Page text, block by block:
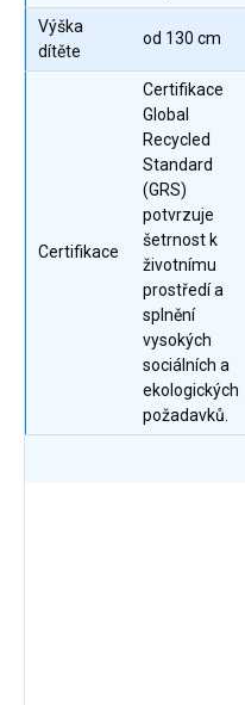
Výška
dítěte
od 130 cm
Certifikace
Certifikace
Global
Recycled
Standard
(GRS)
potvrzuje
šetrnost k
životnímu
prostředí a
splnění
vysokých
sociálních a
ekologických
požadavků.